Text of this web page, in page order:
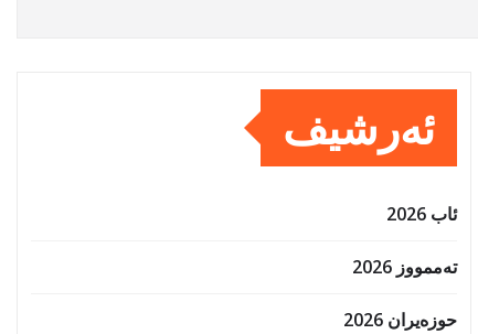
ئەرشیف
ئاب 2026
تەممووز 2026
حوزه‌یران 2026